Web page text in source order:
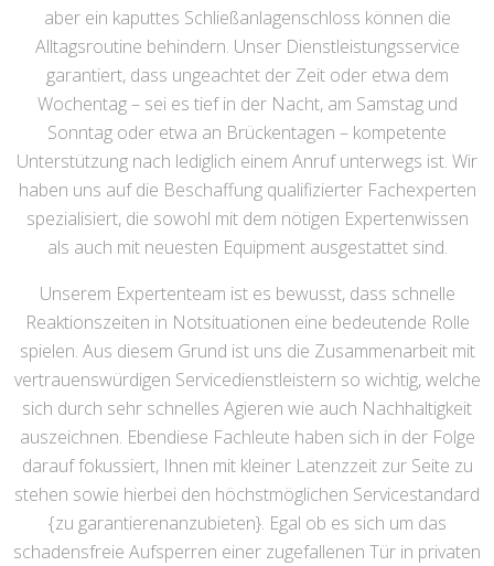
aber ein kaputtes Schließanlagenschloss können die
Alltagsroutine behindern. Unser Dienstleistungsservice
garantiert, dass ungeachtet der Zeit oder etwa dem
Wochentag – sei es tief in der Nacht, am Samstag und
Sonntag oder etwa an Brückentagen – kompetente
Unterstützung nach lediglich einem Anruf unterwegs ist. Wir
haben uns auf die Beschaffung qualifizierter Fachexperten
spezialisiert, die sowohl mit dem nötigen Expertenwissen
als auch mit neuesten Equipment ausgestattet sind.
Unserem Expertenteam ist es bewusst, dass schnelle
Reaktionszeiten in Notsituationen eine bedeutende Rolle
spielen. Aus diesem Grund ist uns die Zusammenarbeit mit
vertrauenswürdigen Servicedienstleistern so wichtig, welche
sich durch sehr schnelles Agieren wie auch Nachhaltigkeit
auszeichnen. Ebendiese Fachleute haben sich in der Folge
darauf fokussiert, Ihnen mit kleiner Latenzzeit zur Seite zu
stehen sowie hierbei den höchstmöglichen Servicestandard
{zu garantierenanzubieten}. Egal ob es sich um das
schadensfreie Aufsperren einer zugefallenen Tür in privaten